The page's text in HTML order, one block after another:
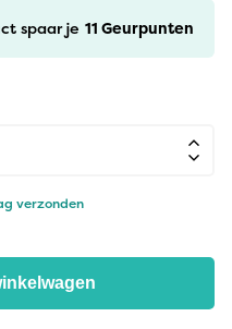
spaar je 11 Geurpunten
verzonden